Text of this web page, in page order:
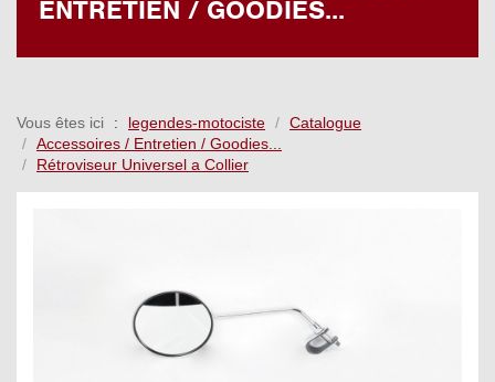
ENTRETIEN / GOODIES...
Vous êtes ici legendes-motociste
Catalogue
Accessoires / Entretien / Goodies...
Rétroviseur Universel a Collier